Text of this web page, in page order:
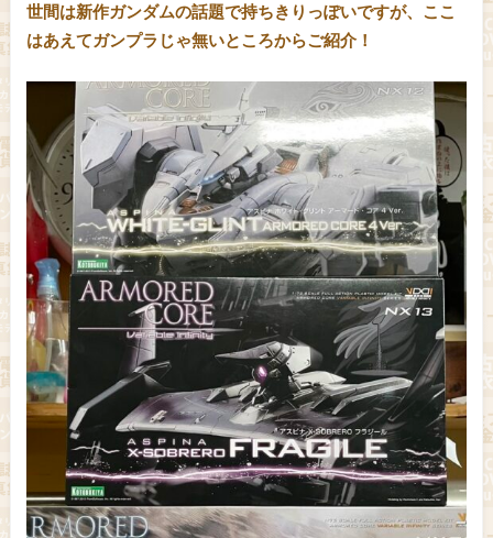
世間は新作ガンダムの話題で持ちきりっぽいですが、ここ
はあえてガンプラじゃ無いところからご紹介！